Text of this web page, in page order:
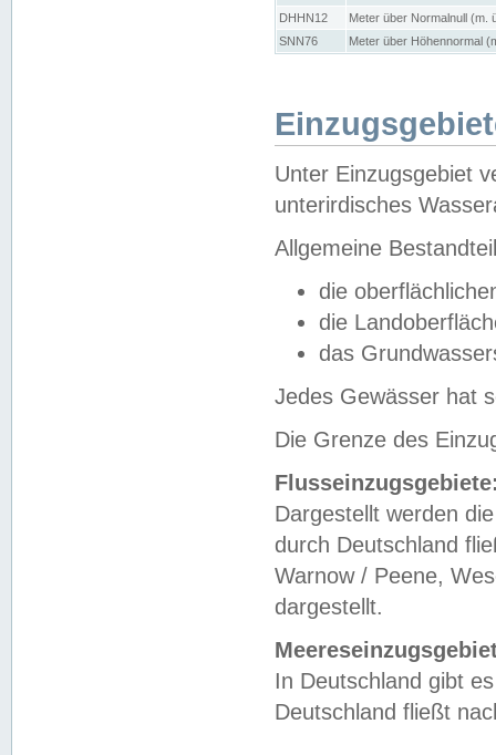
DHHN12
Meter über Normalnull (m.
SNN76
Meter über Höhennormal
Unter Einzugsgebiet
unterirdisches
Allgemeine
die
die
das
Jedes Gewässer hat
Die Grenze des
Dargestellt werden
durch Deutschland
Warnow / Peene,
dargestellt.
In Deutschland gibt
Deutschland fließt